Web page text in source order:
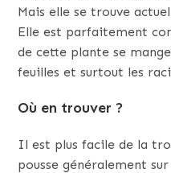
Mais elle se trouve
Elle est parfaitement
de cette plante se
feuilles et surtout les
Où en trouver ?
Il est plus facile de la
pousse généralement